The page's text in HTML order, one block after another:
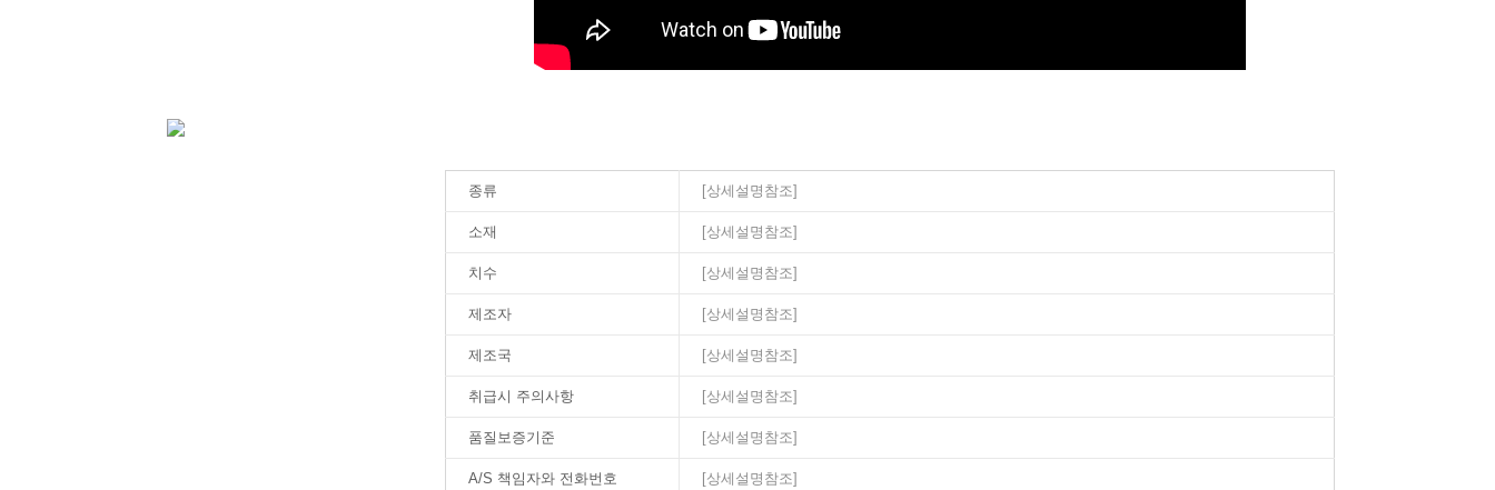
종류 [상세설명참조]
소재 [상세설명참조]
치수 [상세설명참조]
제조자 [상세설명참조]
제조국 [상세설명참조]
취급시 주의사항 [상세설명참조]
품질보증기준 [상세설명참조]
A/S 책임자와 전화번호 [상세설명참조]